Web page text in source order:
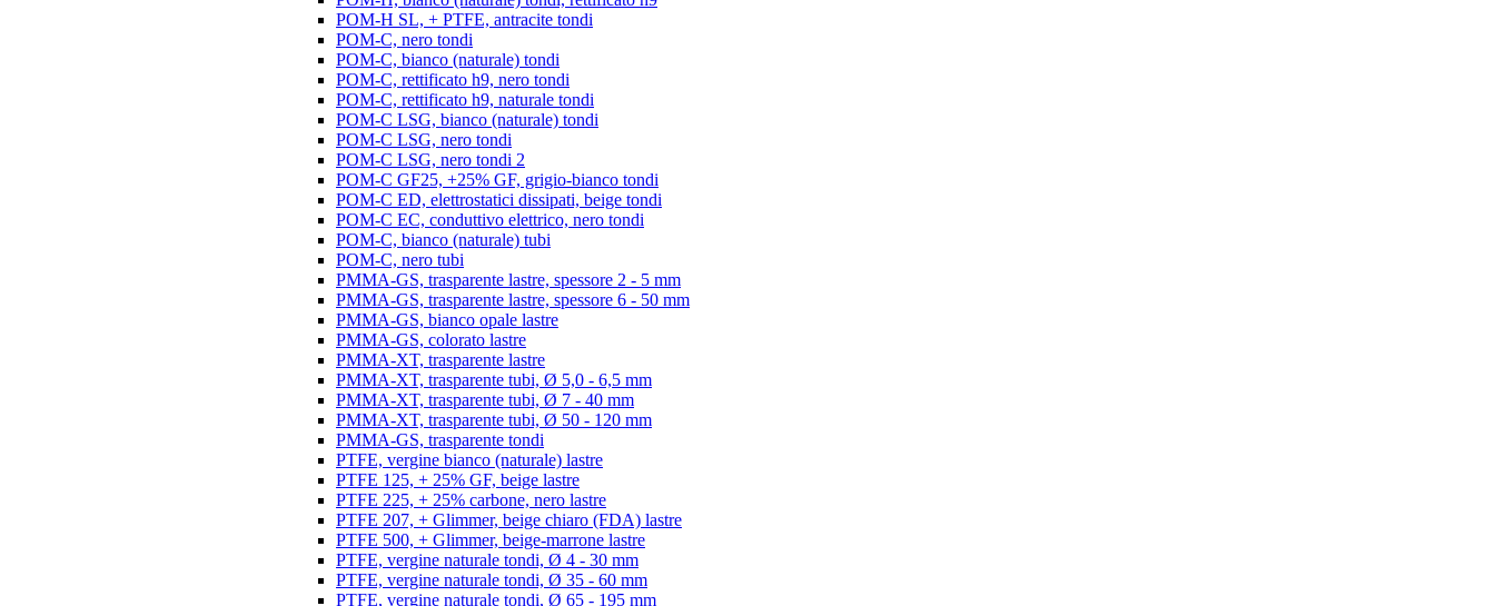
POM-H SL, + PTFE, antracite tondi
POM-C, nero tondi
POM-C, bianco (naturale) tondi
POM-C, rettificato h9, nero tondi
POM-C, rettificato h9, naturale tondi
POM-C LSG, bianco (naturale) tondi
POM-C LSG, nero tondi
POM-C LSG, nero tondi 2
POM-C GF25, +25% GF, grigio-bianco tondi
POM-C ED, elettrostatici dissipati, beige tondi
POM-C EC, conduttivo elettrico, nero tondi
POM-C, bianco (naturale) tubi
POM-C, nero tubi
PMMA-GS, trasparente lastre, spessore 2 - 5 mm
PMMA-GS, trasparente lastre, spessore 6 - 50 mm
PMMA-GS, bianco opale lastre
PMMA-GS, colorato lastre
PMMA-XT, trasparente lastre
PMMA-XT, trasparente tubi, Ø 5,0 - 6,5 mm
PMMA-XT, trasparente tubi, Ø 7 - 40 mm
PMMA-XT, trasparente tubi, Ø 50 - 120 mm
PMMA-GS, trasparente tondi
PTFE, vergine bianco (naturale) lastre
PTFE 125, + 25% GF, beige lastre
PTFE 225, + 25% carbone, nero lastre
PTFE 207, + Glimmer, beige chiaro (FDA) lastre
PTFE 500, + Glimmer, beige-marrone lastre
PTFE, vergine naturale tondi, Ø 4 - 30 mm
PTFE, vergine naturale tondi, Ø 35 - 60 mm
PTFE, vergine naturale tondi, Ø 65 - 195 mm